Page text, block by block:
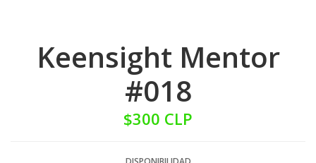
Keensight Mentor
#018
$300 CLP